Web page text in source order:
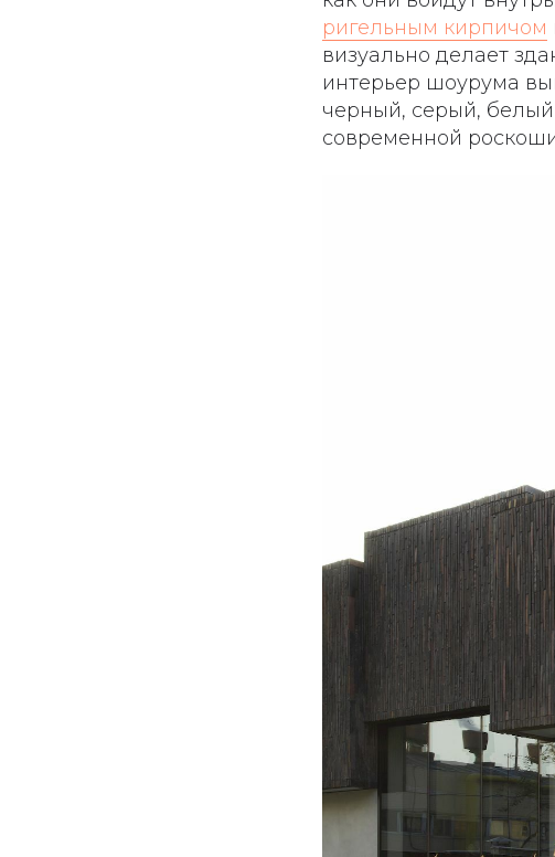
ригельным кирпичом
визуально делает
интерьер шоурума
черный, серый, белый
современной